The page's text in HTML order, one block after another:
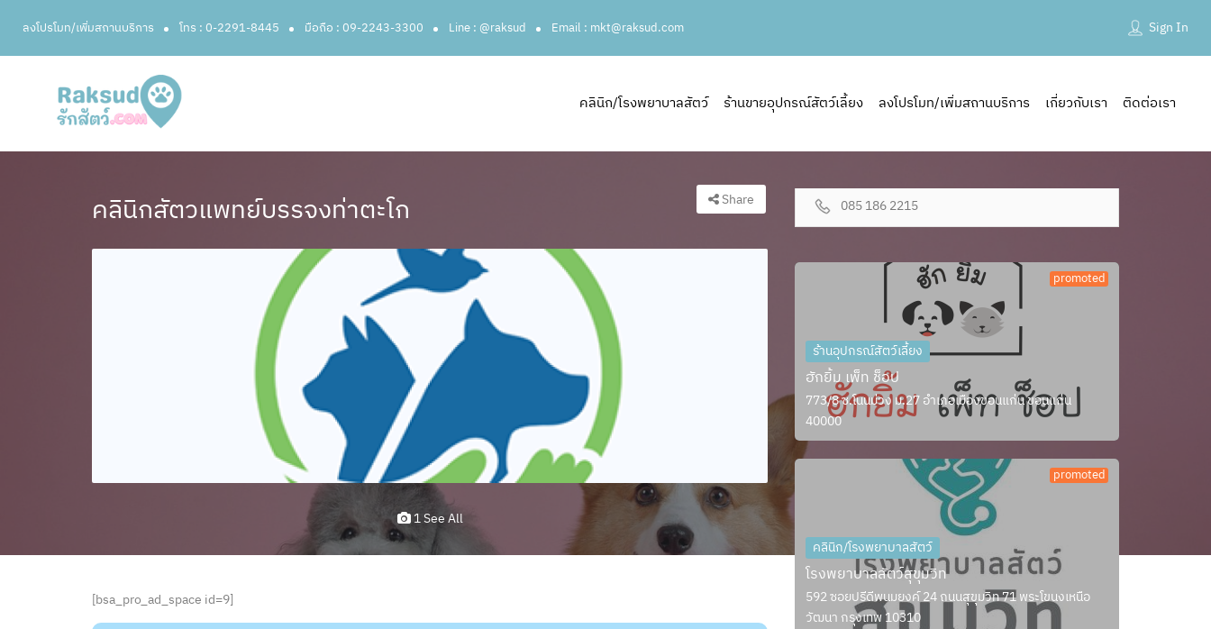
ลงโปรโมท/เพิ่มสถานบริการ โทร : 0-2291-8445 มือถือ : 09-2243-3300 Line : @raksud Email : mkt@raksud.com Sign In
คลินิก/โรงพยาบาลสัตว์ ร้านขายอุปกรณ์สัตว์เลี้ยง ลงโปรโมท/เพิ่มสถานบริการ เกี่ยวกับเรา ติดต่อเรา
คลินิกสัตวแพทย์บรรจงท่าตะโก Share
1 See All
[bsa_pro_ad_space id=9]
085 186 2215
promoted
ร้านอุปกรณ์สัตว์เลี้ยง
ฮักยิ้ม เพ็ท ช็อป
773/8 ซ.โนนม่วง ม.27 อำเภอเมืองขอนแก่น ขอนแก่น
40000
promoted
คลินิก/โรงพยาบาลสัตว์
โรงพยาบาลสัตว์สุขุมวิท
592 ซอยปรีดีพนมยงค์ 24 ถนนสุขุมวิท 71 พระโขนงเหนือ
วัฒนา กรุงเทพ 10310